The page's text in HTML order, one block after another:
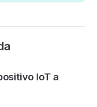
IoT a